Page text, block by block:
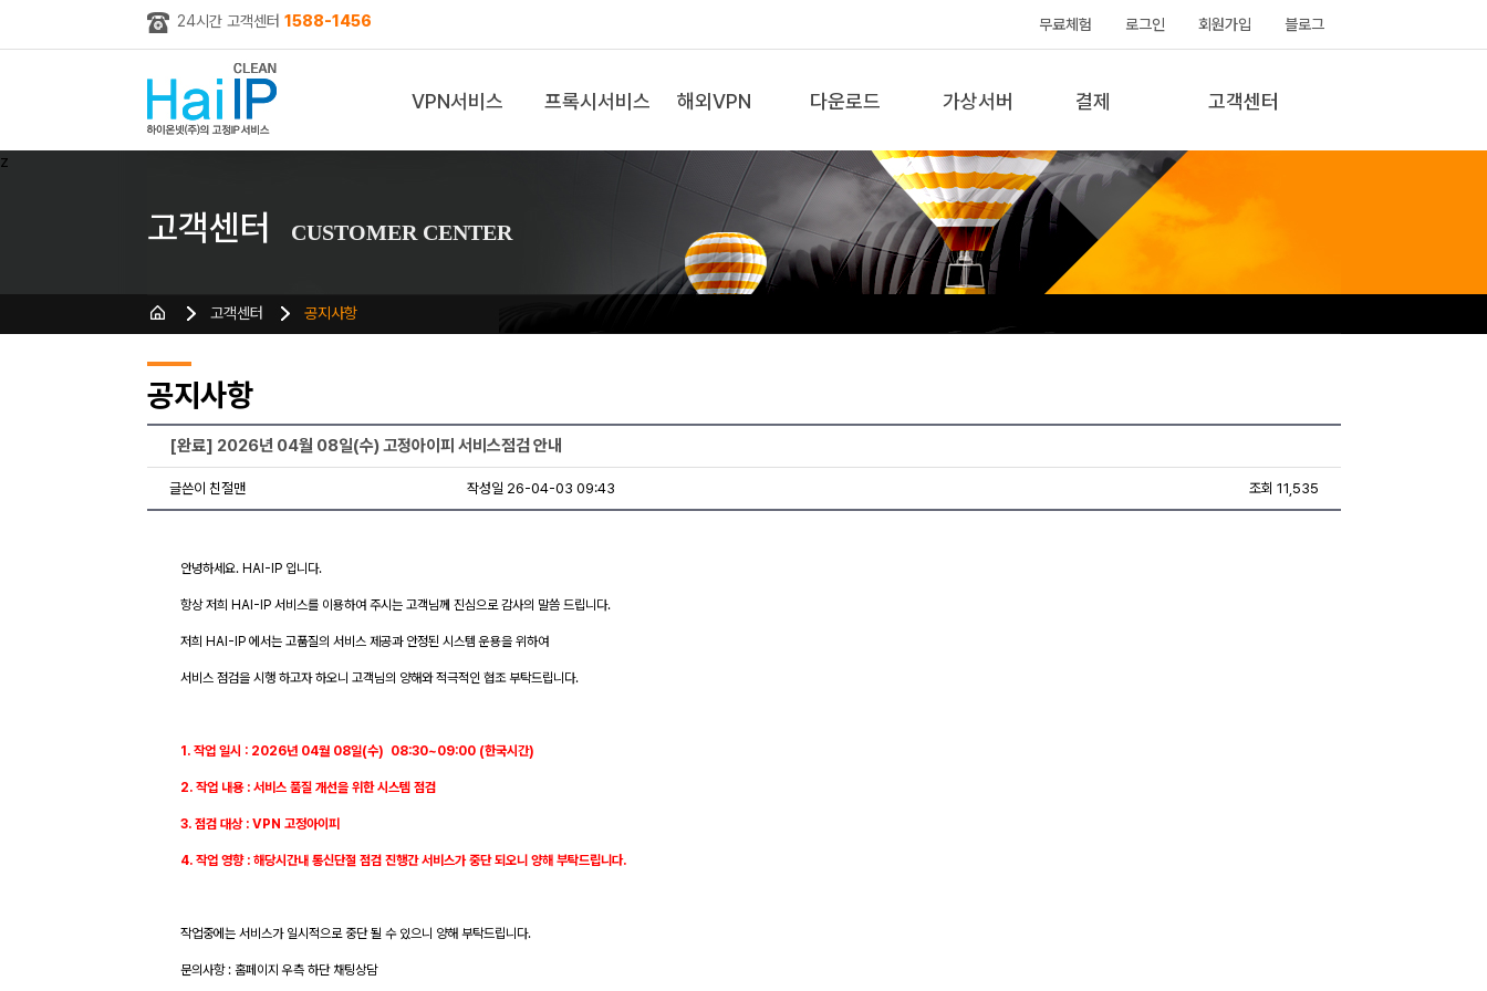
24시간 고객센터 1588-1456 무료체험 로그인 회원가입 블로그
VPN서비스 프록시서비스 해외VPN 다운로드 가상서버 결제 고객센터
z
고객센터 CUSTOMER CENTER
고객센터 공지사항
공지사항
[완료] 2026년 04월 08일(수) 고정아이피 서비스점검 안내
글쓴이 친절맨 작성일 26-04-03 09:43 조회 11,535
안녕하세요. HAI-IP 입니다.
항상 저희 HAI-IP 서비스를 이용하여 주시는 고객님께 진심으로 감사의 말씀 드립니다.
저희 HAI-IP 에서는 고품질의 서비스 제공과 안정된 시스템 운용을 위하여
서비스 점검을 시행 하고자 하오니 고객님의 양해와 적극적인 협조 부탁드립니다.
1. 작업 일시 : 2026년 04월 08일(수) 08:30~09:00 (한국시간)
2. 작업 내용 : 서비스 품질 개선을 위한 시스템 점검
3. 점검 대상 : VPN 고정아이피
4. 작업 영향 : 해당시간내 통신단절 점검 진행간 서비스가 중단 되오니 양해 부탁드립니다.
작업중에는 서비스가 일시적으로 중단 될 수 있으니 양해 부탁드립니다.
문의사항 : 홈페이지 우측 하단 채팅상담